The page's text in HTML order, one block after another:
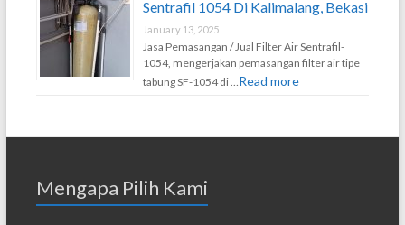
Sentrafil 1054 Di Kalimalang, Bekasi
January 13, 2025
Jasa Pemasangan / Jual Filter Air Sentrafil-
1054, mengerjakan pemasangan filter air tipe
tabung SF-1054 di …Read more
Mengapa Pilih Kami